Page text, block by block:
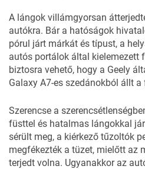
A lángok villámgyorsan
autókra. Bár a hatóságok
pórul járt márkát és típust, a
autós portálok által kielemezett
biztosra vehető, hogy a Geely
Galaxy A7-es szedánokból állt a
Szerencse a
füsttel és hatalmas lángokkal
sérült meg, a kiérkező tűzoltók
megfékezték a tüzet, mielőtt az
terjedt volna. Ugyanakkor az